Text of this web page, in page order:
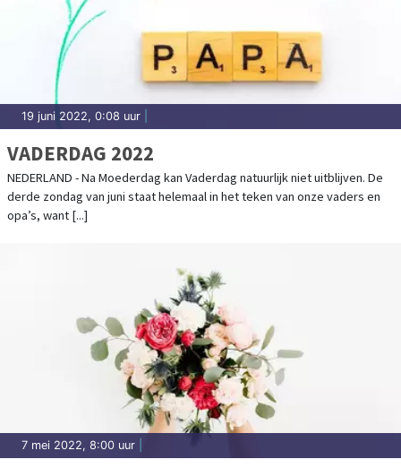
19 juni 2022, 0:08 uur
VADERDAG 2022
NEDERLAND - Na Moederdag kan Vaderdag natuurlijk niet uitblijven. De
derde zondag van juni staat helemaal in het teken van onze vaders en
opa’s, want [...]
7 mei 2022, 8:00 uur